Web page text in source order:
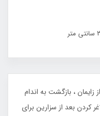
، بازگشت به اندام
کردن بعد از سزارین برای